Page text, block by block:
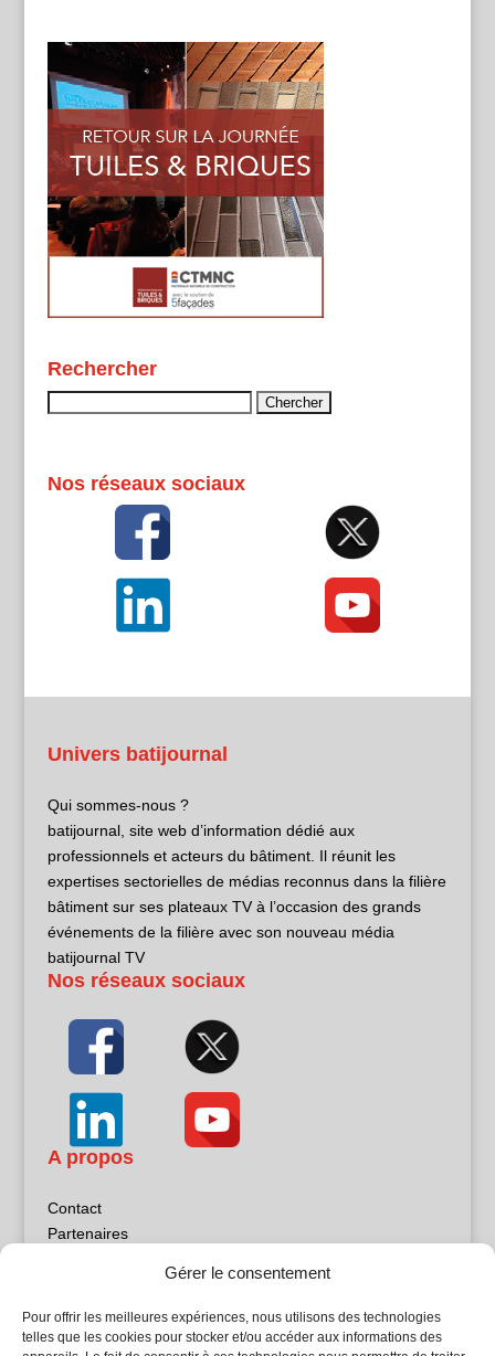
Gérer le consentement
Pour offrir les meilleures expériences, nous utilisons des technologies
telles que les cookies pour stocker et/ou accéder aux informations des
Rechercher
Nos réseaux sociaux
Univers batijournal
Qui sommes-nous ?
batijournal, site web d’information dédié aux
professionnels et acteurs du bâtiment. Il réunit les
expertises sectorielles de médias reconnus dans la filière
bâtiment sur ses plateaux TV à l’occasion des grands
événements de la filière avec son nouveau média
batijournal TV
Nos réseaux sociaux
A propos
Contact
Partenaires
Politique de confidentialité
Sites partenaires